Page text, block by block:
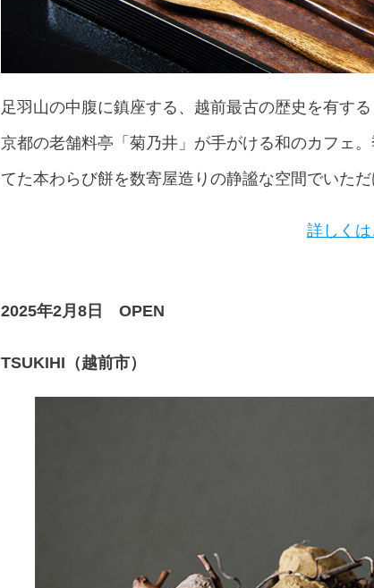
足羽山の中腹に鎮座する、越前最古の歴史を有す
京都の老舗料亭「菊乃井」が手がける和のカフェ
てた本わらび餅を数寄屋造りの静謐な空間でいただ
詳しく
2025年2月8日 OPEN
TSUKIHI （越前市）